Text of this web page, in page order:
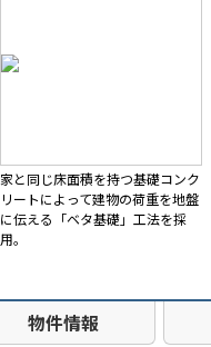
家と同じ床面積を持つ基礎コンク
リートによって建物の荷重を地盤
に伝える「ベタ基礎」工法を採
用。
物件情報